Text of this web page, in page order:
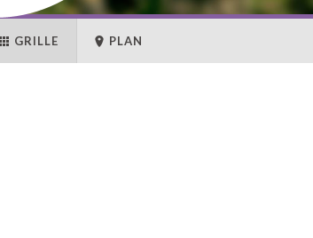
GRILLE PLAN